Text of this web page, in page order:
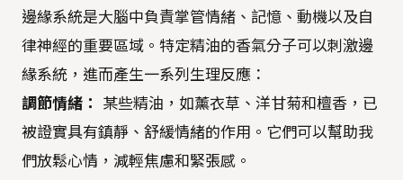
邊緣系統是大腦中負責掌管情緒、記憶、動機以及自
律神經的重要區域。特定精油的香氣分子可以刺激邊
緣系統，進而產生一系列生理反應：
調節情緒：
某些精油，如薰衣草、洋甘菊和檀香，已
被證實具有鎮靜、舒緩情緒的作用。它們可以幫助我
們放鬆心情，減輕焦慮和緊張感。